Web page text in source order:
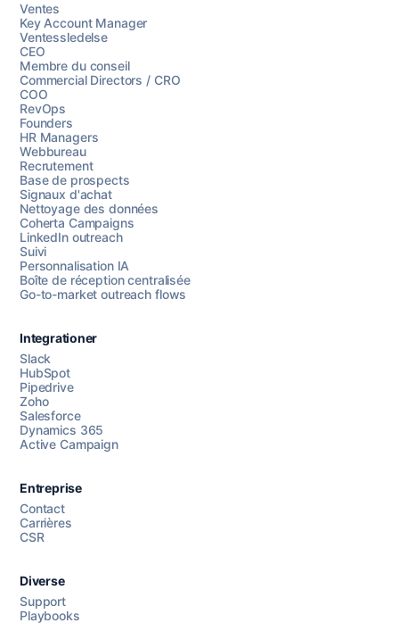
Chattez avec nous
Ventes
Key Account Manager
Ventessledelse
CEO
Membre du conseil
Commercial Directors / CRO
COO
RevOps
Founders
HR Managers
Webbureau
Recrutement
Base de prospects
Signaux d'achat
Nettoyage des données
Coherta Campaigns
LinkedIn outreach
Suivi
Personnalisation IA
Boîte de réception centralisée
Go-to-market outreach flows
Integrationer
Slack
HubSpot
Pipedrive
Zoho
Salesforce
Dynamics 365
Active Campaign
Entreprise
Contact
Carrières
CSR
Diverse
Support
Playbooks